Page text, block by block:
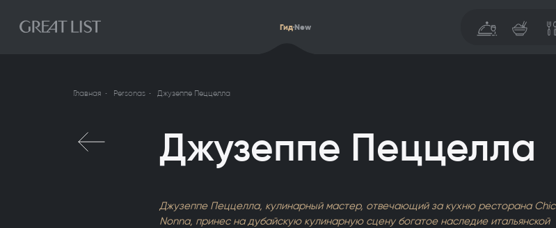
ГидNew
Главная Personas Джузеппе Пеццелла
Джузеппе Пеццелла
Джузеппе Пеццелла, кулинарный мастер, отвечающий за кухню ресторана Chic
Nonna, принес на дубайскую кулинарную сцену богатое наследие итальянской